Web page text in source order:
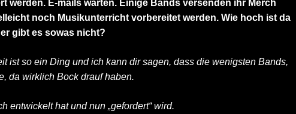
werden. E-mails warten. Einige Bands versenden ihr Merch
noch Musikunterricht vorbereitet werden. Wie hoch ist da
gibt es sowas nicht?
ist so ein Ding und ich kann dir sagen, dass die wenigsten Bands,
da wirklich Bock drauf haben.
entwickelt hat und nun „gefordert“ wird.